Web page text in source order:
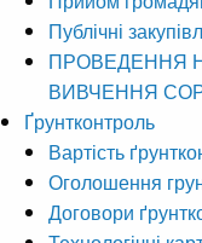
Публічні
ПРОВЕДЕННЯ
ВИВЧЕННЯ
Ґрунтконтроль
Вартість
Оголошення
Договори